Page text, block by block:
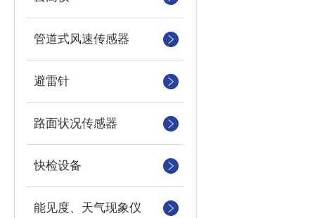
管道式风速传感器
避雷针
路面状况传感器
快检设备
能见度、天气现象仪